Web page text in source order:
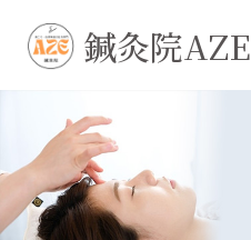
鍼灸院AZE